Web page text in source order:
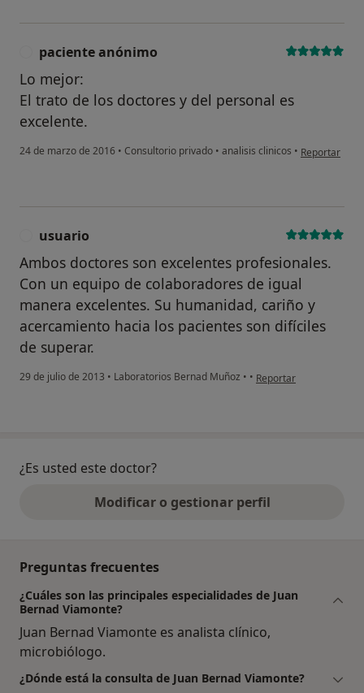
paciente anónimo
Lo mejor:
El trato de los doctores y del personal es
excelente.
24 de marzo de 2016 • Consultorio privado • analisis clinicos • en opinión
Reportar
usuario
Ambos doctores son excelentes profesionales.
Con un equipo de colaboradores de igual
manera excelentes. Su humanidad, cariño y
acercamiento hacia los pacientes son difíciles
de superar.
29 de julio de 2013 • Laboratorios Bernad Muñoz • • en opinión del usuario
Reportar
¿Es usted este doctor?
Modificar o gestionar perfil
Preguntas frecuentes
¿Cuáles son las principales especialidades de Juan
Bernad Viamonte?
Juan Bernad Viamonte es analista clínico,
microbiólogo.
¿Dónde está la consulta de Juan Bernad Viamonte?